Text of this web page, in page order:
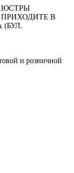
ПРИХОДИТЕ В
и розничной